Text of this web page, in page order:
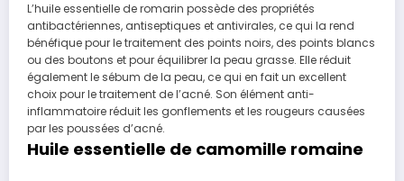
L’huile essentielle de romarin possède des propriétés
antibactériennes, antiseptiques et antivirales, ce qui la rend
bénéfique pour le traitement des points noirs, des points blancs
ou des boutons et pour équilibrer la peau grasse. Elle réduit
également le sébum de la peau, ce qui en fait un excellent
choix pour le traitement de l’acné. Son élément anti-
inflammatoire réduit les gonflements et les rougeurs causées
par les poussées d’acné.
Huile essentielle de camomille romaine